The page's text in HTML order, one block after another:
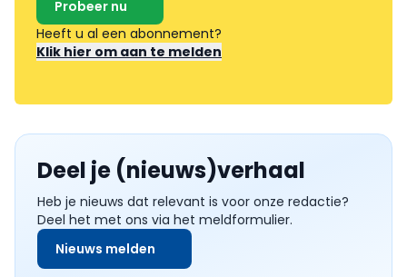
Probeer nu
Heeft u al een abonnement?
Klik hier om aan te melden
Deel je (nieuws)verhaal
Heb je nieuws dat relevant is voor onze redactie?
Deel het met ons via het meldformulier.
Nieuws melden